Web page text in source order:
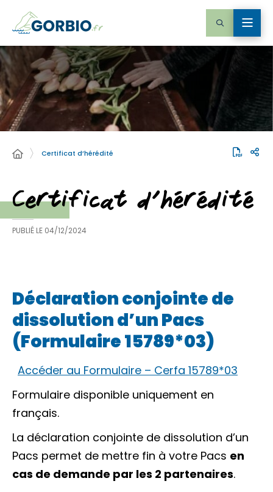
Certificat d’hérédité
Certificat d’hérédité
PUBLIÉ LE 04/12/2024
Déclaration conjointe de
dissolution d’un Pacs
(Formulaire 15789*03)
Accéder au Formulaire – Cerfa 15789*03
Formulaire disponible uniquement en
français.
La déclaration conjointe de dissolution d’un
Pacs permet de mettre fin à votre Pacs en
cas de demande par les 2 partenaires.